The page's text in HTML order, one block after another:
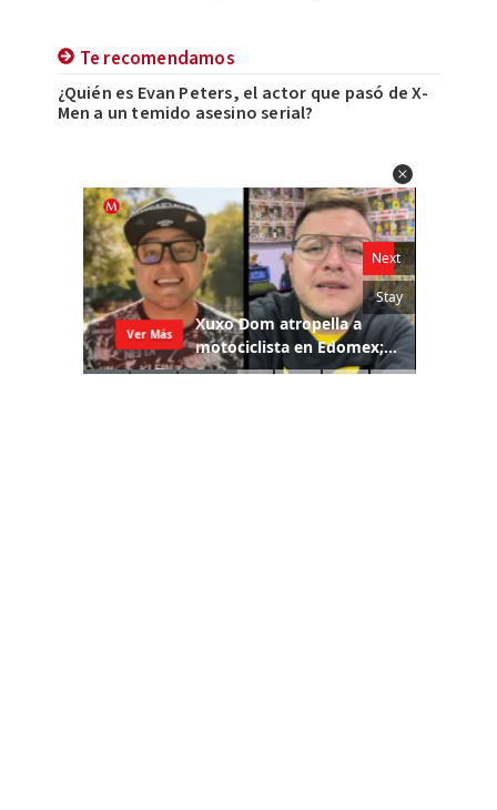
Te recomendamos
¿Quién es Evan Peters, el actor que pasó de X-
Men a un temido asesino serial?